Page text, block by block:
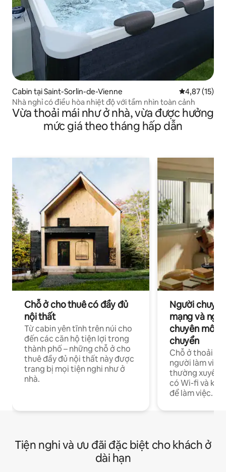
Cabin tại Saint-Sorlin-de-Vienne Xếp hạng
4,87 (15)
Nhà nghỉ có điều hòa nhiệt độ với tầm nhìn toàn cảnh
Vừa thoải mái như ở nhà, vừa được hưởng
mức giá theo tháng hấp dẫn
Chỗ ở cho thuê có đầy đủ
nội thất
Từ cabin yên tĩnh trên núi cho
đến các căn hộ tiện lợi trong
thành phố – những chỗ ở cho
thuê đầy đủ nội thất này được
trang bị mọi tiện nghi như ở
nhà.
Người
mạng và
chuyên môn
chuyển
Chỗ ở thoải
người làm việc
thường xuyên
có Wi-fi và
để làm việc.
Tiện nghi và ưu đãi đặc biệt cho khách ở
dài hạn